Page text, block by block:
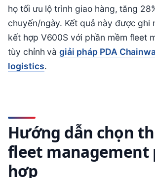
họ tối ưu lộ trình giao hàng, tăng
chuyến/ngày. Kết quả này được ghi
kết hợp V600S với phần mềm fleet
tùy chỉnh vàgiải pháp PDA
logistics.
Hướng dẫn chọn
fleet management
hợp